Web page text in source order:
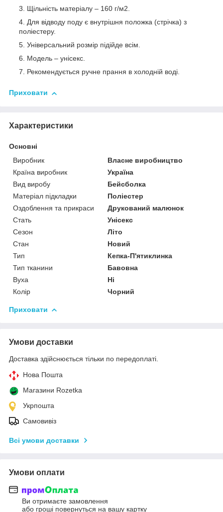
Щільність матеріалу – 160 г/м2.
Для відводу поду є внутрішня положка (стрічка) з
поліестеру.
Універсальний розмір підійде всім.
Модель – унісекс.
Рекомендується ручне прання в холодній воді.
Приховати
Характеристики
Основні
Виробник
Власне виробництво
Країна виробник
Україна
Вид виробу
Бейсболка
Матеріал підкладки
Поліестер
Оздоблення та прикраси
Друкований малюнок
Стать
Унісекс
Сезон
Літо
Стан
Новий
Тип
Кепка-П'ятиклинка
Тип тканини
Бавовна
Вуха
Ні
Колір
Чорний
Приховати
Умови доставки
Доставка здійснюється тільки по передоплаті.
Нова Пошта
Магазини Rozetka
Укрпошта
Самовивіз
Всі умови доставки
Умови оплати
Ви отримаєте замовлення
або гроші повернуться на вашу картку